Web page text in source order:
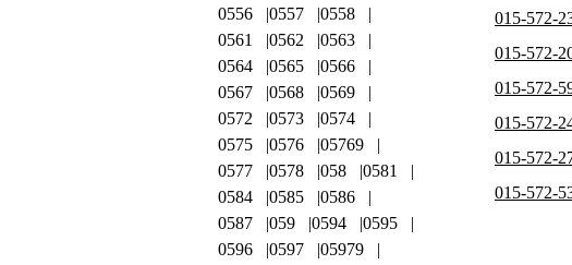
015-572-
015-572-
015-572-
015-572-
015-572-
015-572-
0556
0557
0558
0561
0562
0563
0564
0565
0566
0567
0568
0569
0572
0573
0574
0575
0576
05769
0577
0578 058
0581
0584
0585
0586
0587
059 0594
0595
0596
0597
05979